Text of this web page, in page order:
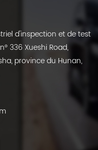
d'inspection et de test
336 Xueshi Road,
province du Hunan,